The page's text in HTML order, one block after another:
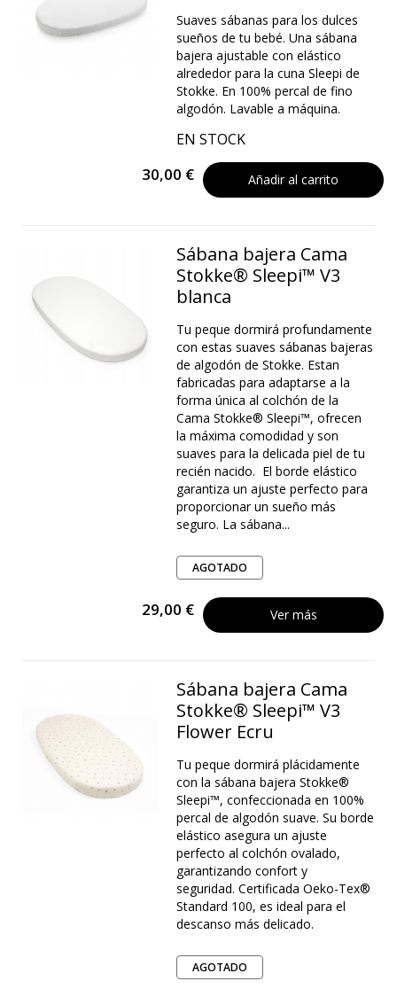
Suaves sábanas para los dulces
sueños de tu bebé. Una sábana
bajera ajustable con elástico
alrededor para la cuna Sleepi de
Stokke. En 100% percal de fino
algodón. Lavable a máquina.
EN STOCK
30,00 € Añadir al carrito
Sábana bajera Cama
Stokke® Sleepi™ V3
blanca
Tu peque dormirá profundamente
con estas suaves sábanas bajeras
de algodón de Stokke. Estan
fabricadas para adaptarse a la
forma única al colchón de la
Cama Stokke® Sleepi™, ofrecen
la máxima comodidad y son
suaves para la delicada piel de tu
recién nacido. ​ El borde elástico
garantiza un ajuste perfecto para
proporcionar un sueño más
seguro. La sábana...
AGOTADO
29,00 € Ver más
Sábana bajera Cama
Stokke® Sleepi™ V3
Flower Ecru
Tu peque dormirá plácidamente
con la sábana bajera Stokke®
Sleepi™, confeccionada en 100%
percal de algodón suave. Su borde
elástico asegura un ajuste
perfecto al colchón ovalado,
garantizando confort y
seguridad. Certificada Oeko-Tex®
Standard 100, es ideal para el
descanso más delicado.
AGOTADO